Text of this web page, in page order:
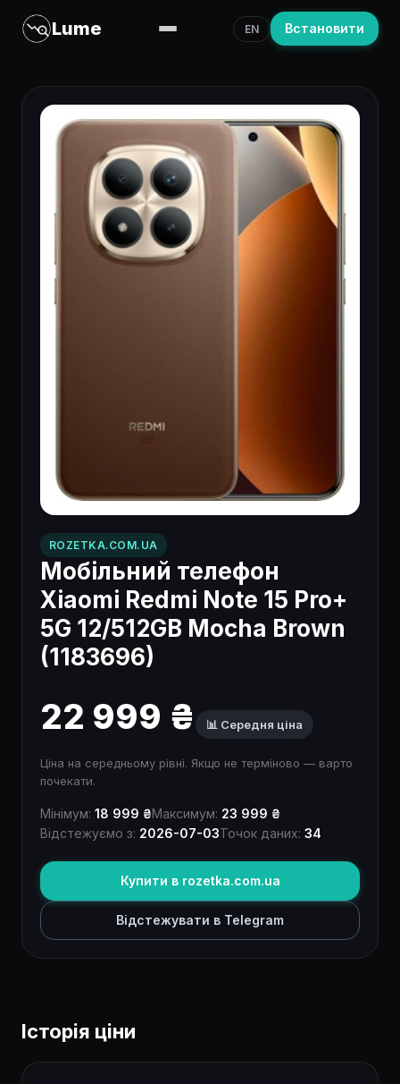
Lume EN Встановити
ROZETKA.COM.UA
Мобільний телефон
Xiaomi Redmi Note 15 Pro+
5G 12/512GB Mocha Brown
(1183696)
22 999 ₴ 📊 Середня ціна
Ціна на середньому рівні. Якщо не терміново — варто
почекати.
Мінімум: 18 999 ₴Максимум: 23 999 ₴
Відстежуємо з: 2026-07-03Точок даних: 34
Купити в rozetka.com.ua
Відстежувати в Telegram
Історія ціни